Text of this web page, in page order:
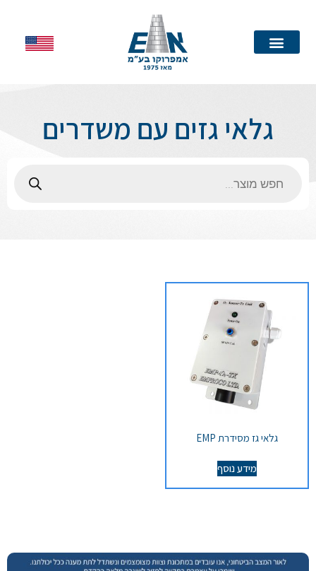
גלאי גזים עם משדרים
גלאי גז מסידרת EMP
מידע נוסף